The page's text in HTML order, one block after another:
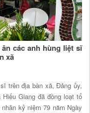
các anh hùng liệt sĩ
xã
trên địa bàn xã, Đảng ủy,
Giang đã đồng loạt tổ
kỷ niệm 79 năm Ngày